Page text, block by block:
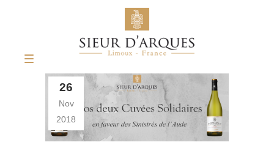
26
Nov
2018